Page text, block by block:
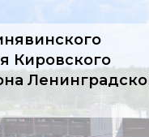
Кировского